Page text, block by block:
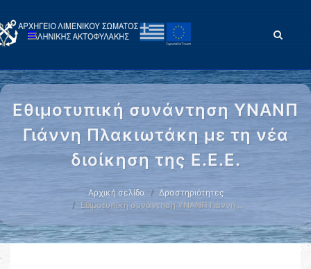
Εθιμοτυπική συνάντηση ΥΝΑΝΠ
Γιάννη Πλακιωτάκη με τη νέα
διοίκηση της Ε.Ε.Ε.
Αρχική σελίδα
Δραστηριότητες
Εθιμοτυπική συνάντηση ΥΝΑΝΠ Γιάννη …